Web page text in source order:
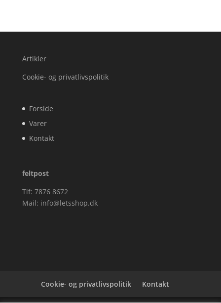
Artikler
Cookie- og privatlivspolitik
Forside
Varer
Kontakt
feltpost
Tlf: 7876 8672
Mail: info@letsshop.dk
Cookie- og privatlivspolitik Kontakt